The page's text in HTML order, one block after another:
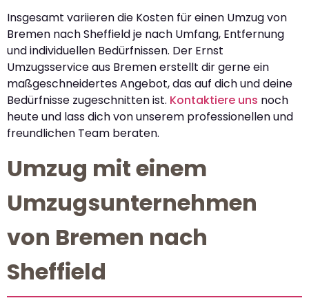
Insgesamt variieren die Kosten für einen Umzug von
Bremen nach Sheffield je nach Umfang, Entfernung
und individuellen Bedürfnissen. Der Ernst
Umzugsservice aus Bremen erstellt dir gerne ein
maßgeschneidertes Angebot, das auf dich und deine
Bedürfnisse zugeschnitten ist. Kontaktiere uns noch
heute und lass dich von unserem professionellen und
freundlichen Team beraten.
Umzug mit einem
Umzugsunternehmen
von Bremen nach
Sheffield